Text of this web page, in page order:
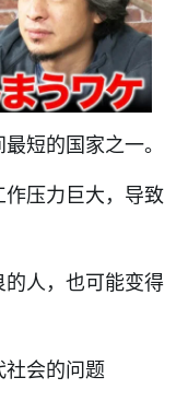
短的国家之一。
压力巨大，导致
人，也可能变得
社会的问题